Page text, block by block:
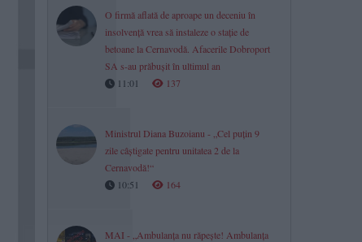
O firmă aflată de aproape un deceniu în
insolvență vrea să instaleze o stație de
betoane la Cernavodă. Afacerile Dobroport
SA s-au prăbușit în ultimul an
11:01
137
Ministrul Diana Buzoianu - „Cel puțin 9
zile câștigate pentru unitatea 2 de la
Cernavodă!“
10:51
164
MAI - „Ambulanța nu răpește! Ambulanța